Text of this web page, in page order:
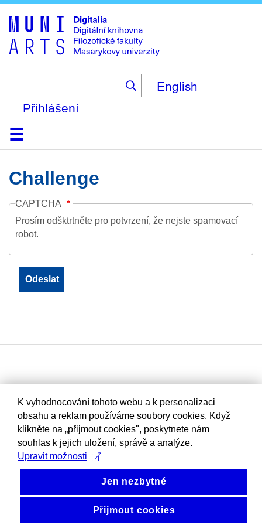
to
main
content
English
Přihlášení
DomůKolekce
Prohlížení
Vyhledávání
O platformě
Nápověda
KontaktDigitalia
Challenge
CAPTCHA
Prosím odšktrtněte pro potvrzení, že nejste spamovací
robot.
K vyhodnocování tohoto webu a k personalizaci
obsahu a reklam používáme soubory cookies. Když
klikněte na „přijmout cookies", poskytnete nám
souhlas k jejich uložení, správě a analýze.
Upravit možnosti
Jen nezbytné
Přijmout cookies